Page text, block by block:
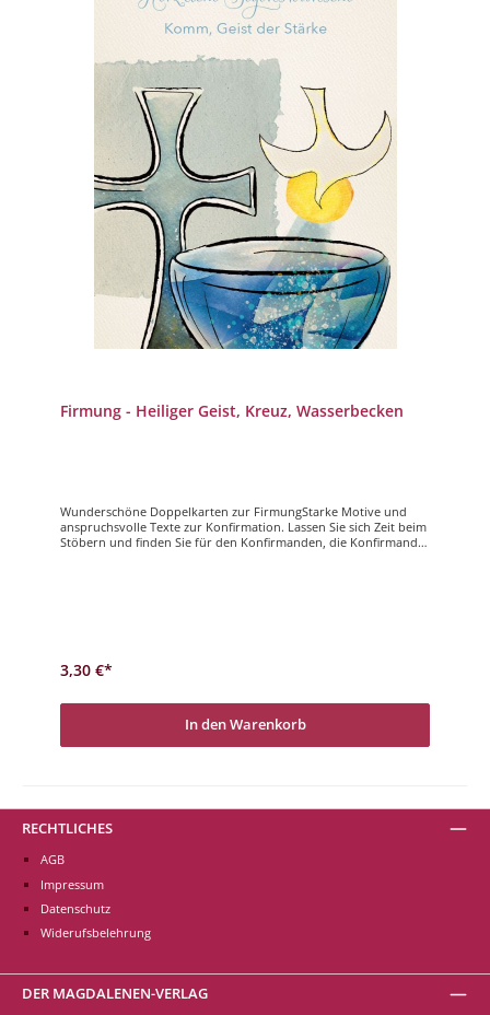
Firmung - Heiliger Geist, Kreuz, Wasserbecken
Wunderschöne Doppelkarten zur FirmungStarke Motive und
anspruchsvolle Texte zur Konfirmation. Lassen Sie sich Zeit beim
Stöbern und finden Sie für den Konfirmanden, die Konfirmandin
3,30 €*
In den Warenkorb
RECHTLICHES
AGB
Impressum
Datenschutz
Widerufsbelehrung
DER MAGDALENEN-VERLAG